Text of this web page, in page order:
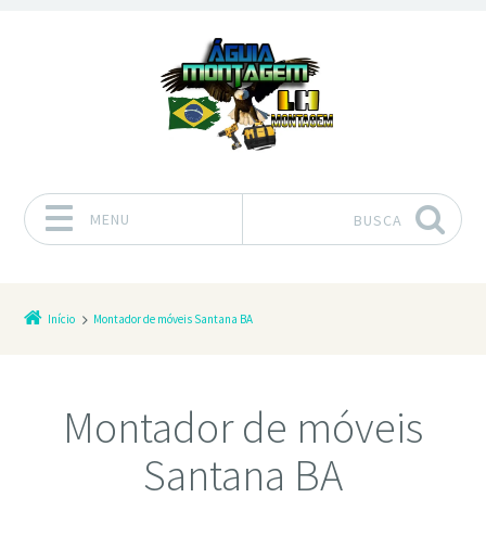
MENU BUSCA
Início Montador de móveis Santana BA
Montador de móveis
Santana BA